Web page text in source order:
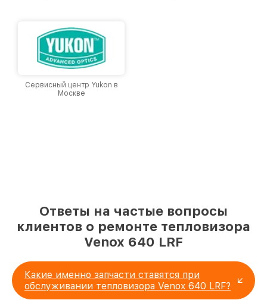
Сервисный центр Yukon в
Москве
Ответы на частые вопросы
клиентов о ремонте тепловизора
Venox 640 LRF
Какие именно запчасти ставятся при
обслуживании тепловизора Venox 640 LRF?